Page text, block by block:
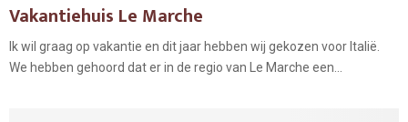
Vakantiehuis Le Marche
Ik wil graag op vakantie en dit jaar hebben wij gekozen voor Italië.
We hebben gehoord dat er in de regio van Le Marche een...